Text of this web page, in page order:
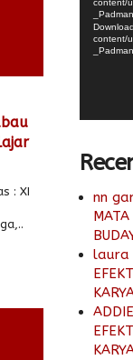
: XI
content/
content/
nn
laura
ADDIE